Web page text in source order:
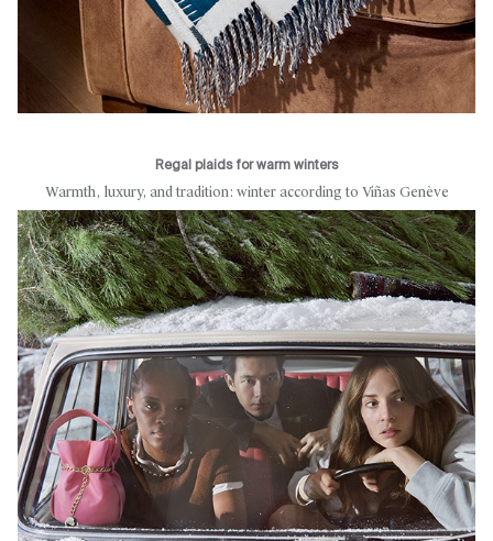
Regal plaids for warm winters
Warmth, luxury, and tradition: winter according to Viñas Genève